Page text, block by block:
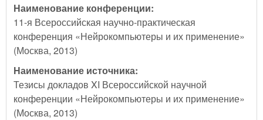
Наименование конференции:
11-я Всероссийская научно-практическая
конференция «Нейрокомпьютеры и их применение»
(Москва, 2013)
Наименование источника:
Тезисы докладов XI Всероссийской научной
конференции «Нейрокомпьютеры и их применение»
(Москва, 2013)